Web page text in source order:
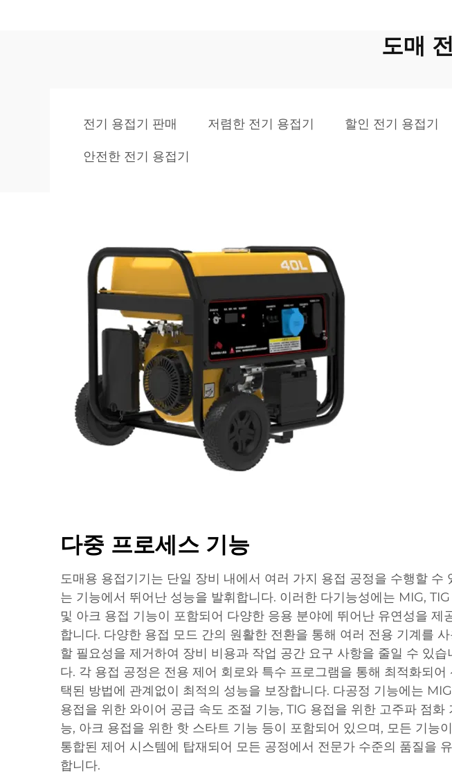
도매
전기 용접기 판매 저렴한 전기 용접기 할인 전기 용접기
안전한 전기 용접기
다중 프로세스 기능
도매용 용접기기는 단일 장비 내에서 여러 가지 용접 공정을 수행할 수
는 기능에서 뛰어난 성능을 발휘합니다. 이러한 다기능성에는 MIG, TIG
및 아크 용접 기능이 포함되어 다양한 응용 분야에 뛰어난 유연성을 제
합니다. 다양한 용접 모드 간의 원활한 전환을 통해 여러 전용 기계를 사
할 필요성을 제거하여 장비 비용과 작업 공간 요구 사항을 줄일 수 있습
다. 각 용접 공정은 전용 제어 회로와 특수 프로그램을 통해 최적화되어
택된 방법에 관계없이 최적의 성능을 보장합니다. 다공정 기능에는 MIG
용접을 위한 와이어 공급 속도 조절 기능, TIG 용접을 위한 고주파 점화
능, 아크 용접을 위한 핫 스타트 기능 등이 포함되어 있으며, 모든 기능이
통합된 제어 시스템에 탑재되어 모든 공정에서 전문가 수준의 품질을
합니다.